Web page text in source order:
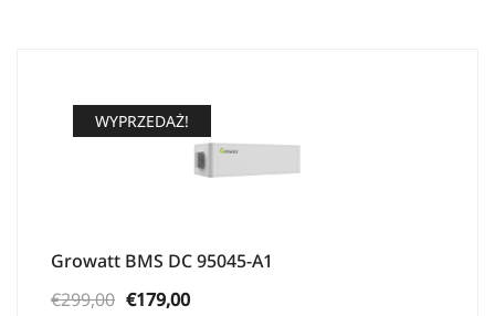
WYPRZEDAŻ!
Growatt BMS DC 95045-A1
€299,00 Pierwotna
€179,00Aktualna